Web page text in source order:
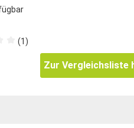
(1)
Zur Vergleichsliste